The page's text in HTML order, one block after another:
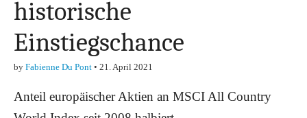
& Investment-Tipps
historische
Einstiegschance
by Fabienne Du Pont • 21. April 2021
Anteil europäischer Aktien an MSCI All Country